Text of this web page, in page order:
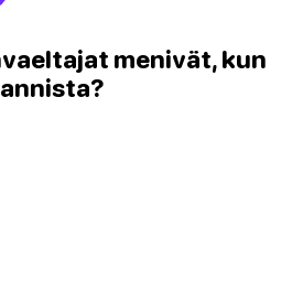
menivät, kun